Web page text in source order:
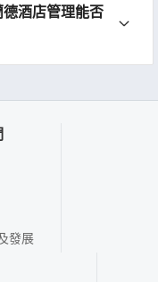
酒店管理能否
發展